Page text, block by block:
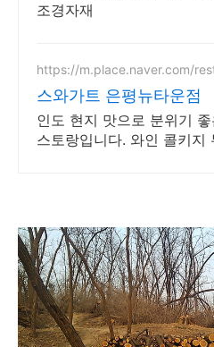
조경자재
https://m.place.naver.com/
스와가트 은평뉴타운점
인도 현지 맛으로 분위기 좋
스토랑입니다. 와인 콜키지